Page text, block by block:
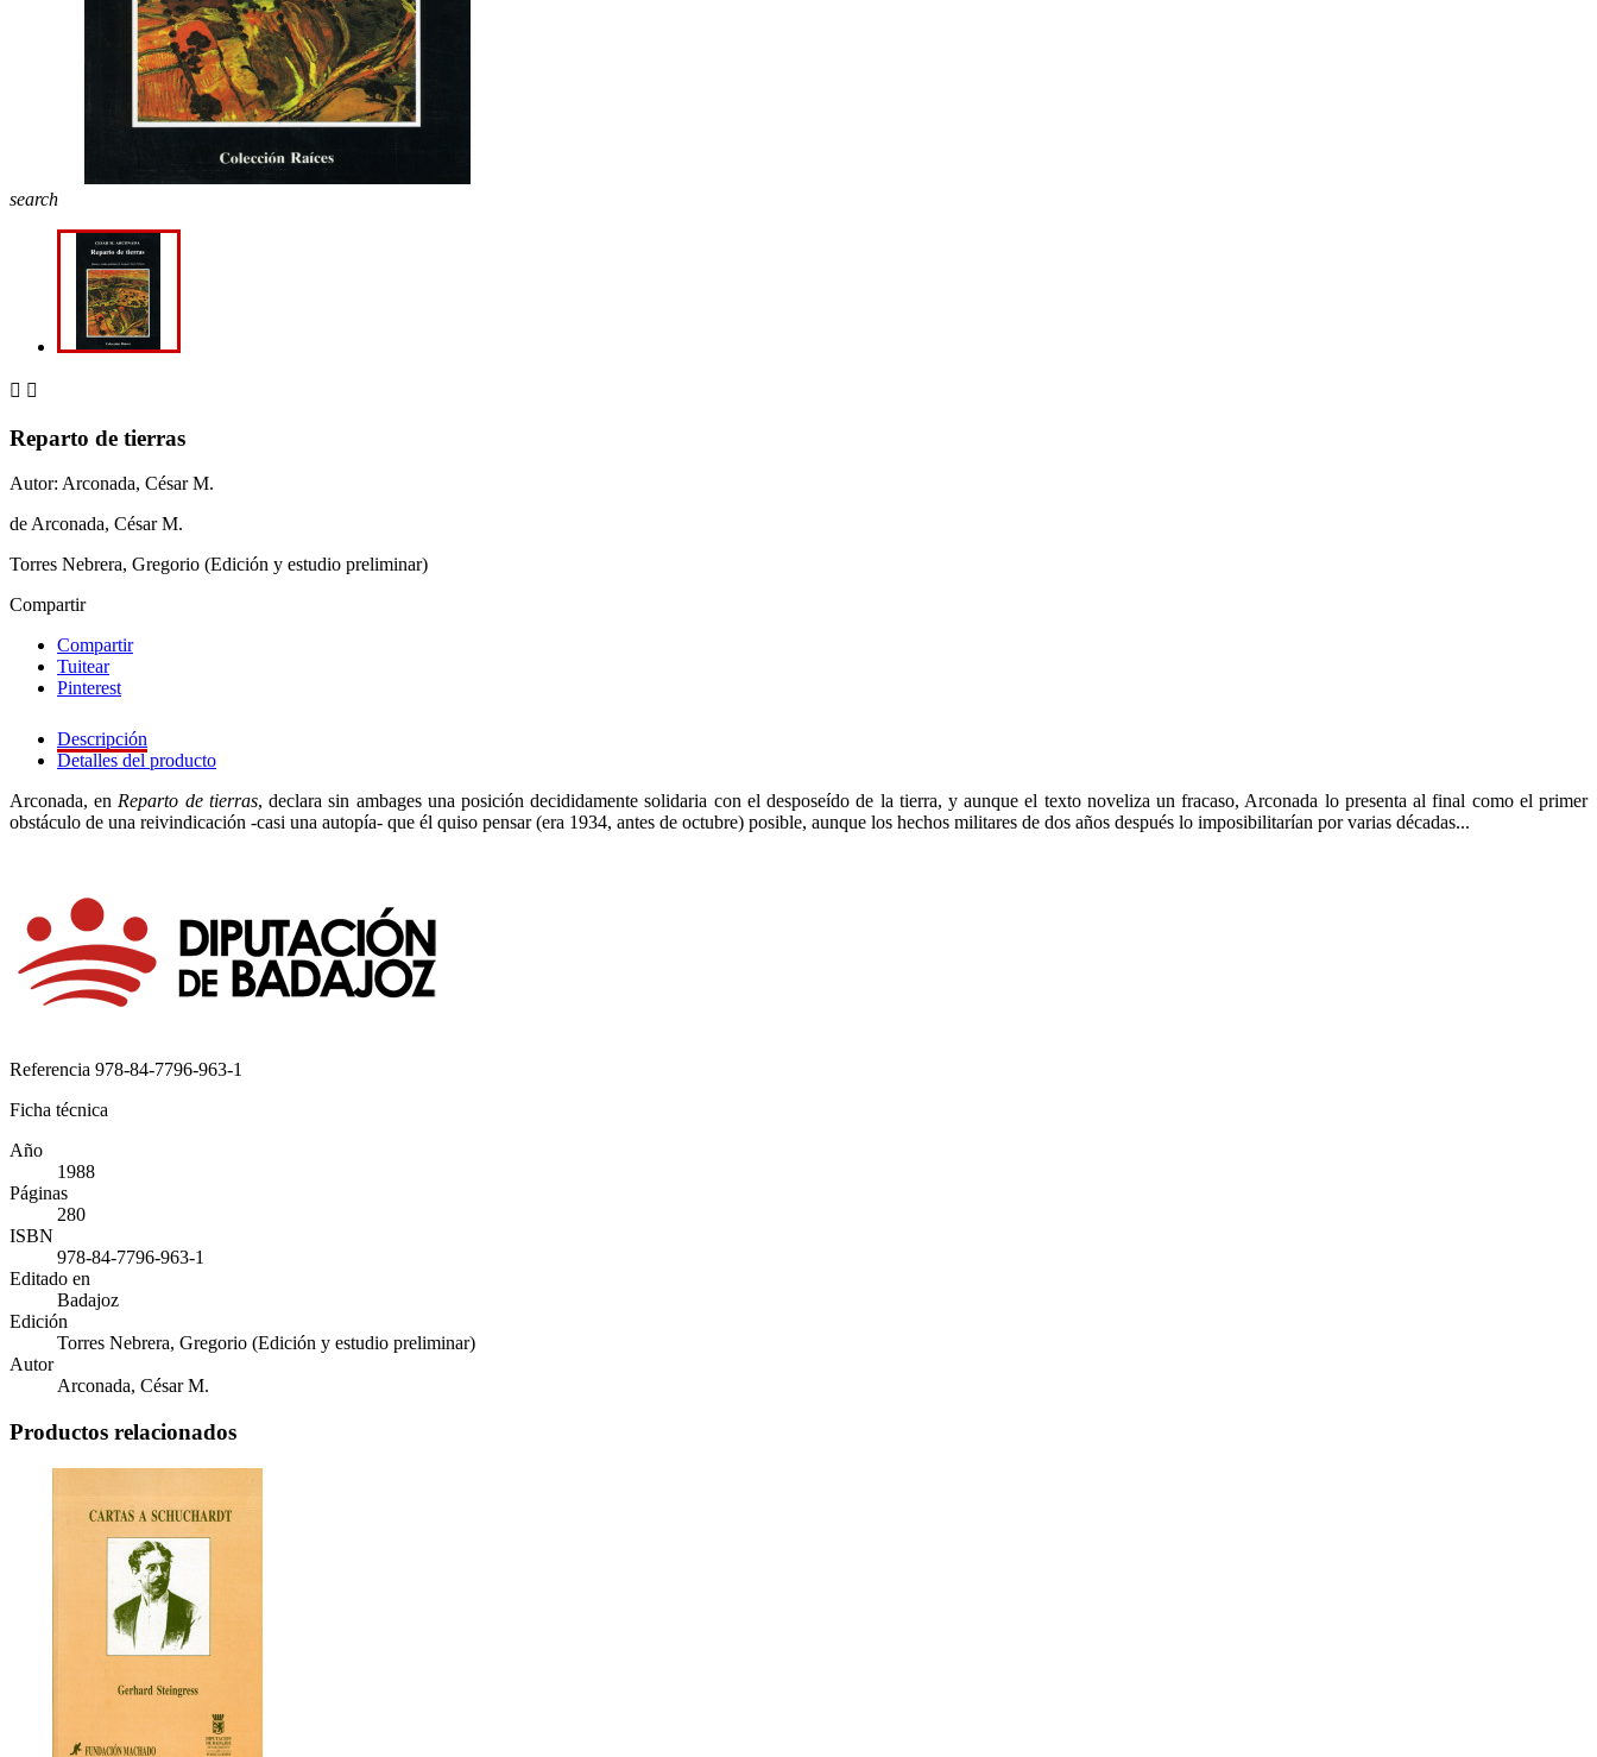
search
 
Reparto de tierras
Autor: Arconada, César M.
de Arconada, César M.
Torres Nebrera, Gregorio (Edición y estudio preliminar)
Compartir
Compartir
Tuitear
Pinterest
Descripción
Detalles del producto
Arconada, enReparto de tierras, declara sin ambages una posición decididamente solidaria con el desposeído de la tierra, y aunque el texto noveliza un fracaso, Arconada lo presenta al final como el primer
obstáculo de una reivindicación -casi una autopía- que él quiso pensar (era 1934, antes de octubre) posible, aunque los hechos militares de dos años después lo imposibilitarían por varias décadas...
Referencia 978-84-7796-963-1
Ficha técnica
Año
1988
Páginas
280
ISBN
978-84-7796-963-1
Editado en
Badajoz
Edición
Torres Nebrera, Gregorio (Edición y estudio preliminar)
Autor
Arconada, César M.
Productos relacionados